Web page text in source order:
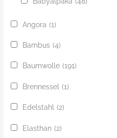
Angora (1)
Bambus (4)
Baumwolle (191)
Brennessel (1)
Edelstahl (2)
Elasthan (2)